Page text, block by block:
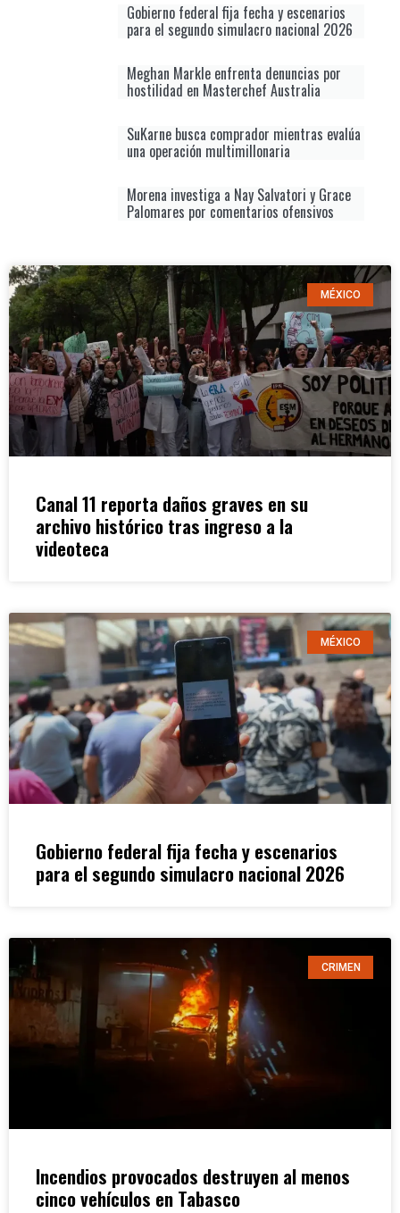
Gobierno federal fija fecha y escenarios
para el segundo simulacro nacional 2026
Meghan Markle enfrenta denuncias por
hostilidad en Masterchef Australia
SuKarne busca comprador mientras evalúa
una operación multimillonaria
Morena investiga a Nay Salvatori y Grace
Palomares por comentarios ofensivos
MÉXICO
Canal 11 reporta daños graves en su
archivo histórico tras ingreso a la
videoteca
MÉXICO
Gobierno federal fija fecha y escenarios
para el segundo simulacro nacional 2026
CRIMEN
Incendios provocados destruyen al menos
cinco vehículos en Tabasco